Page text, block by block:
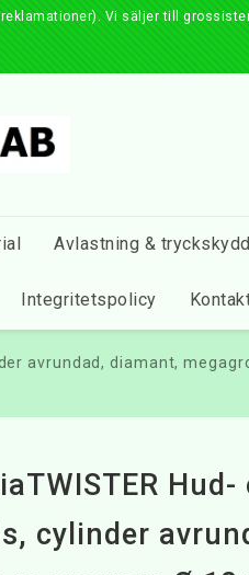
Vi säljer till
Avlastning & tryckskydd
Integritetspolicy
avrundad, diamant,
Hud-
cylinder